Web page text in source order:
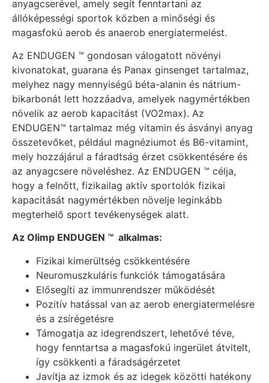
anyagcserével, amely segít fenntartani az
állóképességi sportok közben a minőségi és
magasfokú aerob és anaerob energiatermelést.
Az ENDUGEN ™ gondosan válogatott növényi
kivonatokat, guarana és Panax ginsenget tartalmaz,
melyhez nagy mennyiségű béta-alanin és nátrium-
bikarbonát lett hozzáadva, amelyek nagymértékben
növelik az aerob kapacitást (VO2max). Az
ENDUGEN™ tartalmaz még vitamin és ásványi anyag
összetevőket, például magnéziumot és B6-vitamint,
mely hozzájárul a fáradtság érzet csökkentésére és
az anyagcsere növeléshez. Az ENDUGEN ™ célja,
hogy a felnőtt, fizikailag aktív sportolók fizikai
kapacitását nagymértékben növelje leginkább
megterhelő sport tevékenységek alatt.
Az Olimp ENDUGEN ™ alkalmas:
Fizikai kimerültség csökkentésére
Neuromuszkuláris funkciók támogatására
Elősegíti az immunrendszer működését
Pozitív hatással van az aerob energiatermelésre
és a zsírégetésre
Támogatja az idegrendszert, lehetővé téve,
hogy fenntartsa a magasfokú ingerület átvitelt,
így csökkenti a fáradságérzetet
Javítja az izmok és az idegek közötti hatékony